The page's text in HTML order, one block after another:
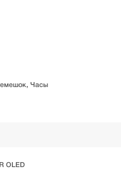
Часы
OLED